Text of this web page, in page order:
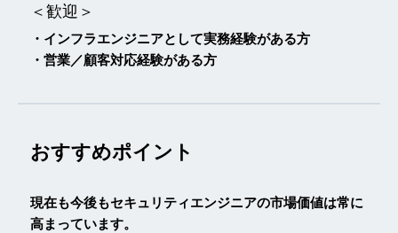
＜歓迎＞
・インフラエンジニアとして実務経験がある方
・営業／顧客対応経験がある方
おすすめポイント
現在も今後もセキュリティエンジニアの市場価値は常に
高まっています。